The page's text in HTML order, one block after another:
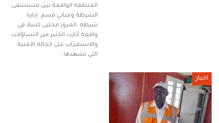
المنطقه الواقعة بين مستشفى
الشرطة ومباني قسم إدارة
شرطه المرور محليى كسلا في
واقعة أثارت الكثير من التساؤلات
والاستغراب على الحالة الأمنية
التي تشهدها…
اخبار